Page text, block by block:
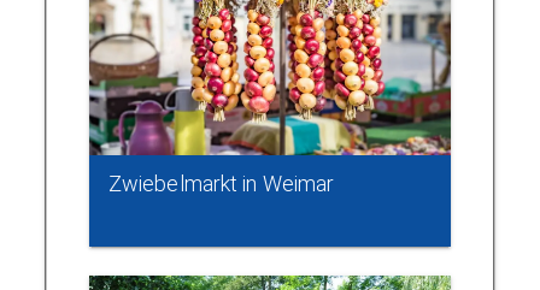
Zwiebelmarkt in Weimar